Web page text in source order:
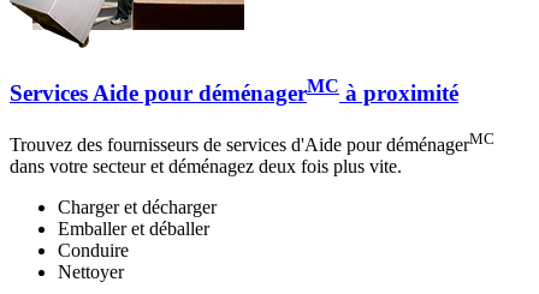
Services Aide pour déménagerMC à proximité
Trouvez des fournisseurs de services d'Aide pour déménagerMC
dans votre secteur et déménagez deux fois plus vite.
Charger et décharger
Emballer et déballer
Conduire
Nettoyer